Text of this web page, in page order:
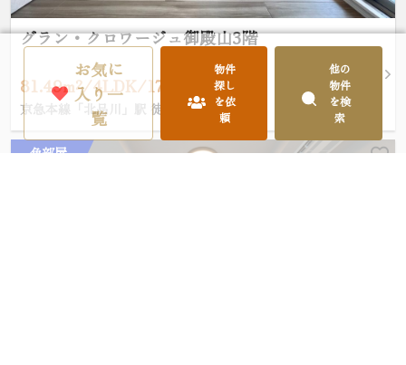
グラン・クロワージュ御殿山3階
81.49m²/4LDK/17,980万円
京急本線「北品川」駅 徒歩6分
角部屋
お気に
入り一
覧
物件
探し
を依
頼
他の
物件
を検
索